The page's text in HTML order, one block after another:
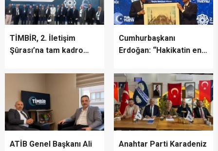
TİMBİR, 2. İletişim
Şûrası’na tam kadro
Cumhurbaşkanı
Erdoğan: “Hakikatin en
dönemden geçiyoruz”
ATİB Genel Başkanı Ali
Anahtar Parti Karadeniz